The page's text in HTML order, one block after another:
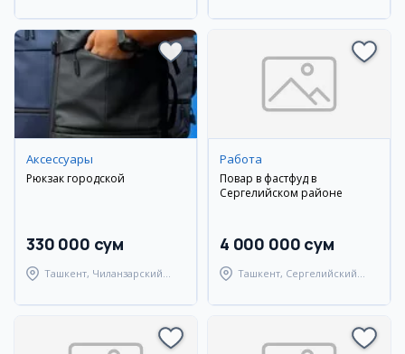
Аксессуары
Рюкзак городской
330 000 сум
Ташкент, Чиланзарский
Работа
Повар в фастфуд в
Сергелийском районе
4 000 000 сум
Ташкент, Сергелийский